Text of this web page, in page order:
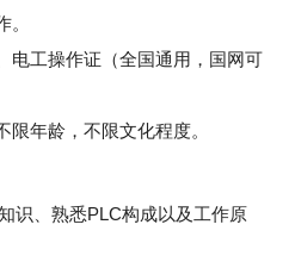
电工操作证（全国通用，国网可
限年龄，不限文化程度。
识、熟悉PLC构成以及工作原